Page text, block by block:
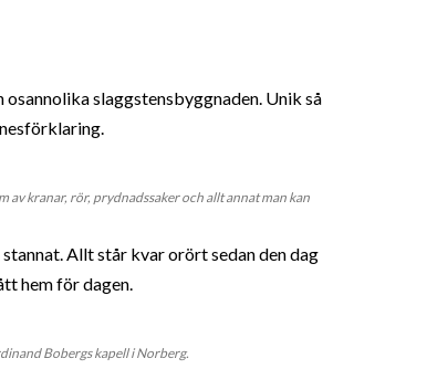
slaggstensbyggnaden. Unik så
av kranar, rör, prydnadssaker och allt annat man kan
Allt står kvar orört sedan den dag
hem för dagen.
Bobergs kapell i Norberg.